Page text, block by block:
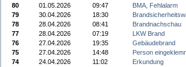
80
01.05.2026 09:47 BMA, Fehlalarm
79
30.04.2026 18:30
78
28.04.2026 08:41 Brandnachschau
77
28.04.2026 07:19 LKW Brand
76
27.04.2026 19:35 Gebäudebrand
75
27.04.2026 14:48 Person
74
24.04.2026 11:02 Erkundung